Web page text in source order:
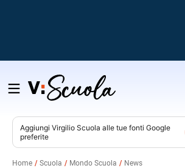
Salta
contenuto
Aggiungi Virgilio Scuola alle tue fonti Google
preferite
Home Scuola Mondo Scuola News